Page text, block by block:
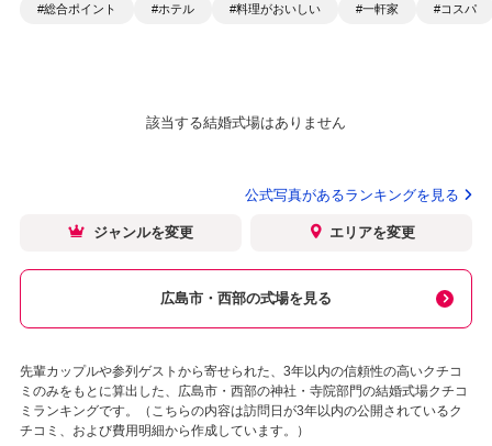
#総合ポイント #ホテル #料理がおいしい #一軒家 #コスパ
該当する結婚式場はありません
公式写真があるランキングを見る
ジャンルを変更 エリアを変更
広島市・西部の式場を見る
先輩カップルや参列ゲストから寄せられた、3年以内の信頼性の高いクチコ
ミのみをもとに算出した、広島市・西部の神社・寺院部門の結婚式場クチコ
ミランキングです。（こちらの内容は訪問日が3年以内の公開されているク
チコミ、および費用明細から作成しています。）